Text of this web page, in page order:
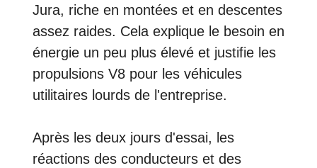
Jura, riche en montées et en descentes
assez raides. Cela explique le besoin en
énergie un peu plus élevé et justifie les
propulsions V8 pour les véhicules
utilitaires lourds de l'entreprise.
Après les deux jours d'essai, les
réactions des conducteurs et des